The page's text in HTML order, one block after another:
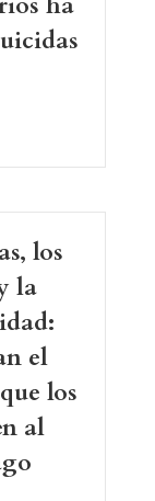
los
la
el
los
al